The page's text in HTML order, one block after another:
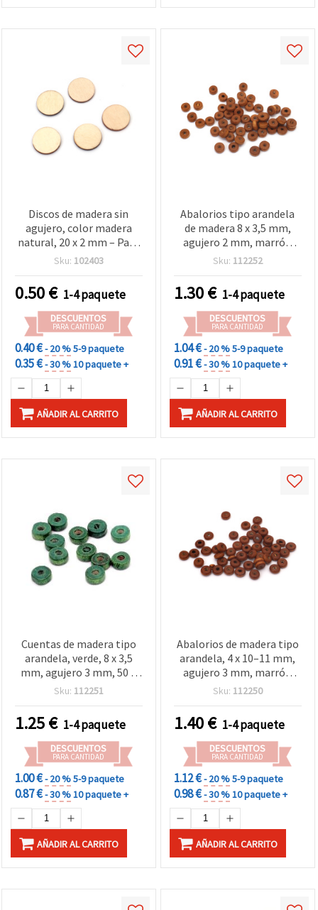
Discos de madera sin
agujero, color madera
natural, 20 x 2 mm – Pack
de 10 uds para
Sku: 102403
0.50€ 1-4 paquete
DESCUENTOS
PARA CANTIDAD
0.40 €- 20 %5-9 paquete
0.35 €- 30 %10 paquete +
AÑADIR AL CARRITO
Abalorios tipo arandela
de madera 8 x 3,5 mm,
agujero 2 mm, marrón
claro, 50 g (~462 uds)
Sku: 112252
1.30€ 1-4 paquete
DESCUENTOS
PARA CANTIDAD
1.04 €- 20 %5-9 paquete
0.91 €- 30 %10 paquete +
AÑADIR AL CARRITO
Cuentas de madera tipo
arandela, verde, 8 x 3,5
mm, agujero 3 mm, 50 g
(~520 piezas) para
Sku: 112251
1.25€ 1-4 paquete
DESCUENTOS
PARA CANTIDAD
1.00 €- 20 %5-9 paquete
0.87 €- 30 %10 paquete +
AÑADIR AL CARRITO
Abalorios de madera tipo
arandela, 4 x 10–11 mm,
agujero 3 mm, marrón
claro, 50 g (≈310 uds)
Sku: 112250
1.40€ 1-4 paquete
DESCUENTOS
PARA CANTIDAD
1.12 €- 20 %5-9 paquete
0.98 €- 30 %10 paquete +
AÑADIR AL CARRITO